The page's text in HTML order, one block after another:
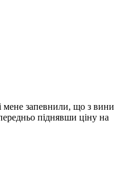
мене запевнили, що з вини
піднявши ціну на